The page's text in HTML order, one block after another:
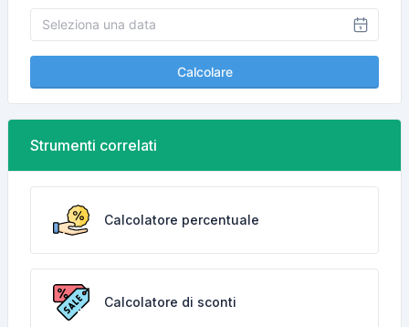
Calcolare
Strumenti correlati
Calcolatore percentuale
Calcolatore di sconti